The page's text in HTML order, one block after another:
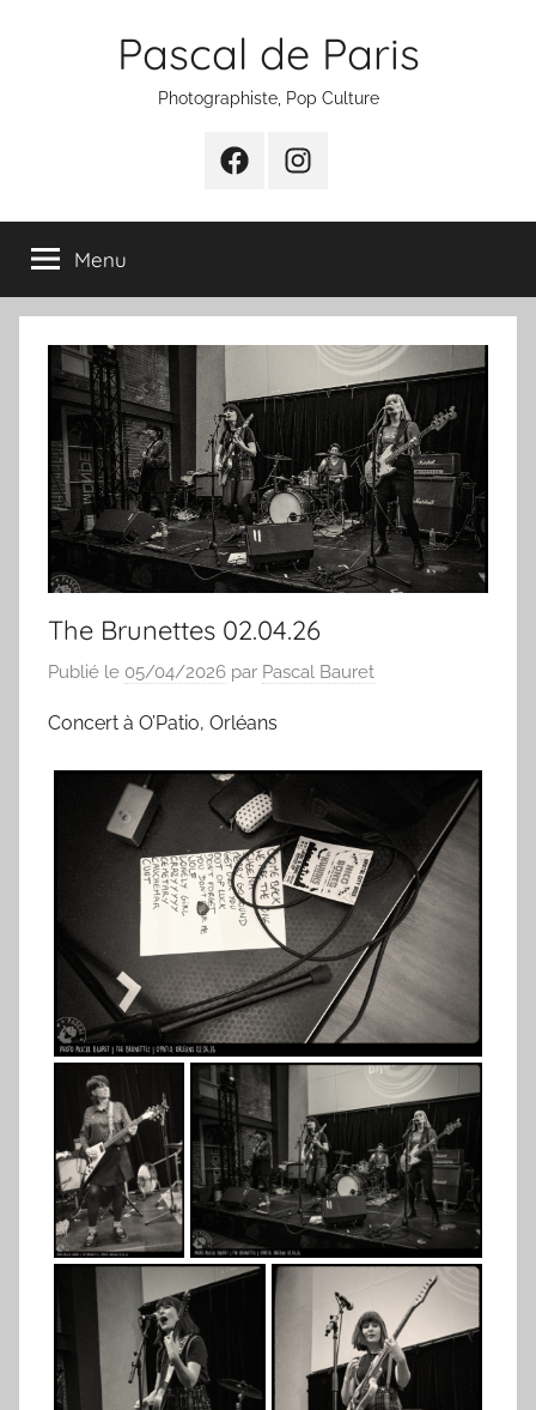
Pascal de Paris
Photographiste, Pop Culture
FacebookInstagram
Menu
The Brunettes 02.04.26
Publié le 05/04/2026 par Pascal Bauret
Concert à O’Patio, Orléans